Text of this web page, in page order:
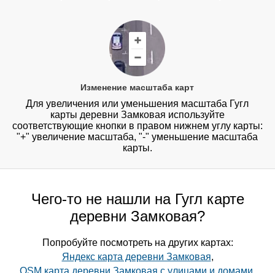
Изменение масштаба карт
Для увеличения или уменьшения масштаба Гугл
карты деревни Замковая используйте
соответствующие кнопки в правом нижнем углу карты:
"+" увеличение масштаба, "-" уменьшение масштаба
карты.
Чего-то не нашли на Гугл карте
деревни Замковая?
Попробуйте посмотреть на других картах:
Яндекс карта деревни Замковая,